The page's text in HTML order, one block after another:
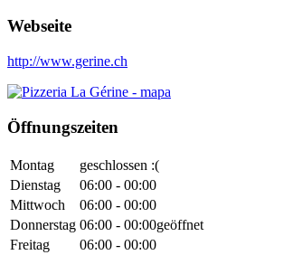
Webseite
http://www.gerine.ch
Öffnungszeiten
Montag
geschlossen :(
Dienstag
06:00 - 00:00
Mittwoch
06:00 - 00:00
Donnerstag 06:00 - 00:00geöffnet
Freitag
06:00 - 00:00